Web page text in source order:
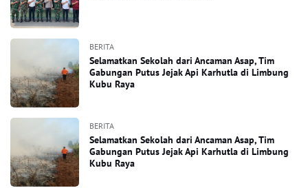
BERITA
Selamatkan Sekolah dari Ancaman Asap, Tim
Gabungan Putus Jejak Api Karhutla di Limbung
Kubu Raya
BERITA
Selamatkan Sekolah dari Ancaman Asap, Tim
Gabungan Putus Jejak Api Karhutla di Limbung
Kubu Raya